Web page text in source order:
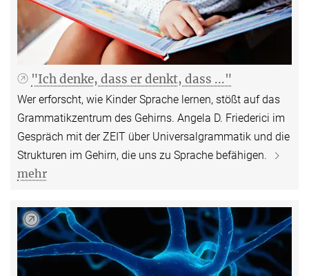
"Ich denke, dass er denkt, dass ..."
Wer erforscht, wie Kinder Sprache lernen, stößt auf das
Grammatikzentrum des Gehirns. Angela D. Friederici im
Gespräch mit der ZEIT über Universalgrammatik und die
Strukturen im Gehirn, die uns zu Sprache befähigen.
mehr